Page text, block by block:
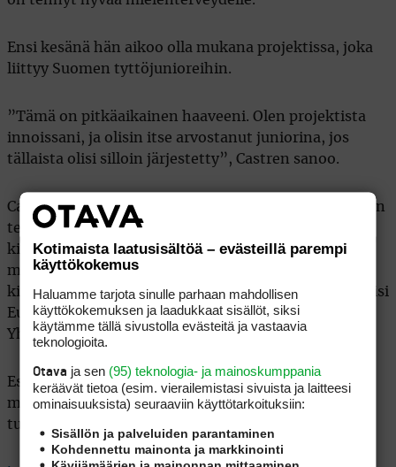
Ensi kesänä hän aikoo olla mukana projektissa, joka
liittyy Suomen tyttöjunioreihin.
”Tämä on pitkäaikainen haaveeni. Olen projektista
innoissani, ja olisin itse arvostanut juniorina, jos
tällaista olisi silloin järjestetty”, Castren sanoo.
Castren pelasi vuosina 2020–2024 LPGA Tourilla. Hän
teki golfin suomalaishistoriaa voittamalla LPGA:n
kilpailun kesäkuussa 2021. Noin kuukautta
myöhemmin Castren nousi Ladies European Tourin
kisan ykköseksi Turussa. Samana syksynä hän ratkaisi
Euroopan Solheim Cup -joukkueelle voiton
Yhdysvalloista päätöspäivän kaksinpeleissä.
Espoolaistaustainen pelaaja on rankattu
maailmanlistalla parhaimmillaan sijalle 43. Hänen
tuore sijoituksensa listalla on 576:s.
Kotimaista laatusisältöä – evästeillä parempi
käyttökokemus
Haluamme tarjota sinulle parhaan mahdollisen
käyttökokemuksen ja laadukkaat sisällöt, siksi
käytämme tällä sivustolla evästeitä ja vastaavia
teknologioita.
Otava ja sen (95) teknologia- ja mainoskumppania
keräävät tietoa (esim. vierailemis­tasi sivuista ja laitteesi
ominaisuuk­sista) seuraaviin käyttötarkoituksiin:
Sisällön ja palveluiden parantaminen
Kohdennettu mainonta ja markkinointi